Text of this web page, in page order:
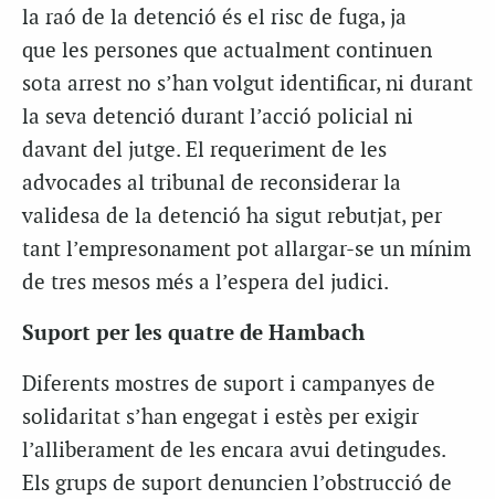
la raó de la detenció és el risc de fuga, ja
que les persones que actualment continuen
sota arrest no s’han volgut identificar, ni durant
la seva detenció durant l’acció policial ni
davant del jutge. El requeriment de les
advocades al tribunal de reconsiderar la
validesa de la detenció ha sigut rebutjat, per
tant l’empresonament pot allargar-se un mínim
de tres mesos més a l’espera del judici.
Suport per les quatre de Hambach
Diferents mostres de suport i campanyes de
solidaritat s’han engegat i estès per exigir
l’alliberament de les encara avui detingudes.
Els grups de suport denuncien l’obstrucció de